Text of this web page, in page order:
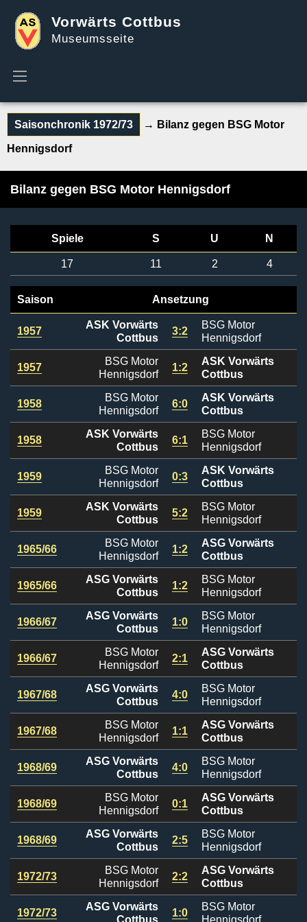
Vorwärts Cottbus
Museumsseite
Saisonchronik 1972/73 → Bilanz gegen BSG Motor
Hennigsdorf
Bilanz gegen BSG Motor Hennigsdorf
Spiele S U N
17 11 2 4
Saison Ansetzung
1957
ASK Vorwärts
Cottbus
3:2
BSG Motor
Hennigsdorf
1957
BSG Motor
Hennigsdorf
1:2
ASK Vorwärts
Cottbus
1958
BSG Motor
Hennigsdorf
6:0
ASK Vorwärts
Cottbus
1958
ASK Vorwärts
Cottbus
6:1
BSG Motor
Hennigsdorf
1959
BSG Motor
Hennigsdorf
0:3
ASK Vorwärts
Cottbus
1959
ASK Vorwärts
Cottbus
5:2
BSG Motor
Hennigsdorf
1965/66
BSG Motor
Hennigsdorf
1:2
ASG Vorwärts
Cottbus
1965/66
ASG Vorwärts
Cottbus
1:2
BSG Motor
Hennigsdorf
1966/67
ASG Vorwärts
Cottbus
1:0
BSG Motor
Hennigsdorf
1966/67
BSG Motor
Hennigsdorf
2:1
ASG Vorwärts
Cottbus
1967/68
ASG Vorwärts
Cottbus
4:0
BSG Motor
Hennigsdorf
1967/68
BSG Motor
Hennigsdorf
1:1
ASG Vorwärts
Cottbus
1968/69
ASG Vorwärts
Cottbus
4:0
BSG Motor
Hennigsdorf
1968/69
BSG Motor
Hennigsdorf
0:1
ASG Vorwärts
Cottbus
1968/69
ASG Vorwärts
Cottbus
2:5
BSG Motor
Hennigsdorf
1972/73
BSG Motor
Hennigsdorf
2:2
ASG Vorwärts
Cottbus
1972/73
ASG Vorwärts
1:0
BSG Motor